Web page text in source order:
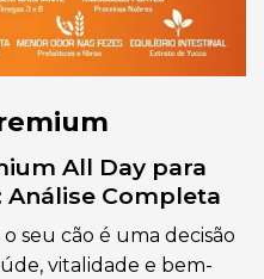
All Day para
Análise Completa
seu cão é uma decisão
vitalidade e bem-